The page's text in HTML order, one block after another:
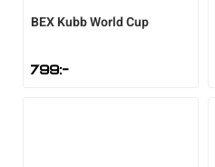
BEXKubb World Cup
799:-